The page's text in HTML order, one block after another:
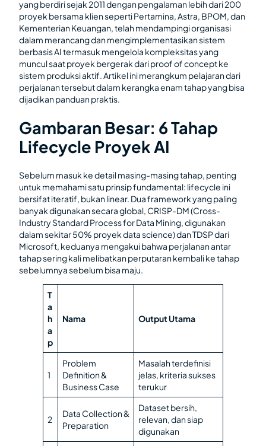
yang berdiri sejak 2011 dengan pengalaman lebih dari 200
proyek bersama klien seperti Pertamina, Astra, BPOM, dan
Kementerian Keuangan, telah mendampingi organisasi
dalam merancang dan mengimplementasikan sistem
berbasis AI termasuk mengelola kompleksitas yang
muncul saat proyek bergerak dari proof of concept ke
sistem produksi aktif. Artikel ini merangkum pelajaran dari
perjalanan tersebut dalam kerangka enam tahap yang bisa
dijadikan panduan praktis.
Gambaran Besar: 6 Tahap
Lifecycle Proyek AI
Sebelum masuk ke detail masing-masing tahap, penting
untuk memahami satu prinsip fundamental: lifecycle ini
bersifat iteratif, bukan linear. Dua framework yang paling
banyak digunakan secara global, CRISP-DM (Cross-
Industry Standard Process for Data Mining, digunakan
dalam sekitar 50% proyek data science) dan TDSP dari
Microsoft, keduanya mengakui bahwa perjalanan antar
tahap sering kali melibatkan perputaran kembali ke tahap
sebelumnya sebelum bisa maju.
T
a
h
a
p
Nama Output Utama
1
Problem
Definition &
Business Case
Masalah terdefinisi
jelas, kriteria sukses
terukur
2
Data Collection &
Preparation
Dataset bersih,
relevan, dan siap
digunakan